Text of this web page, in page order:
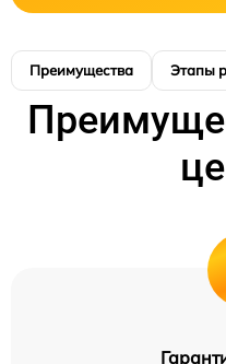
Преимущества Этапы